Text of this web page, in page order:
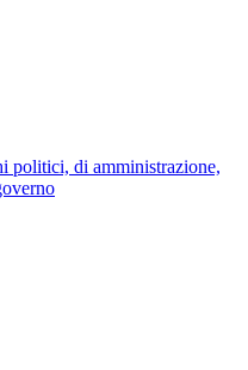
politici, di amministrazione,